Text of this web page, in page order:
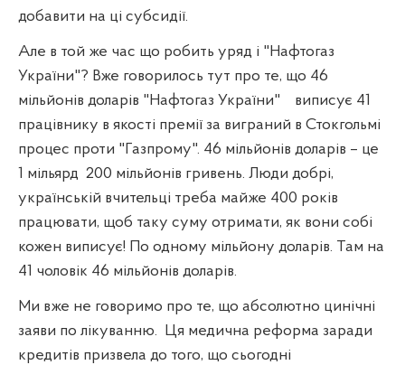
добавити на ці субсидії.
Але в той же час що робить уряд і "Нафтогаз
України"? Вже говорилось тут про те, що 46
мільйонів доларів "Нафтогаз України"
виписує 41
працівнику в якості премії за виграний в Стокгольмі
процес проти "Газпрому". 46 мільйонів доларів – це
1 мільярд 200 мільйонів гривень. Люди добрі,
українській вчительці треба майже 400 років
працювати, щоб таку суму отримати, як вони собі
кожен виписує! По одному мільйону доларів. Там на
41 чоловік 46 мільйонів доларів.
Ми вже не говоримо про те, що абсолютно цинічні
заяви по лікуванню.
Ця медична реформа заради
кредитів призвела до того, що сьогодні